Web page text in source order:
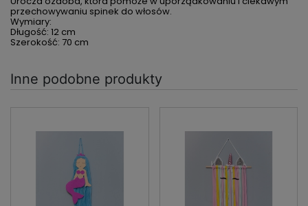
przechowywaniu spinek do włosów.
Wymiary:
Długość: 12 cm
Szerokość: 70 cm
Inne podobne produkty